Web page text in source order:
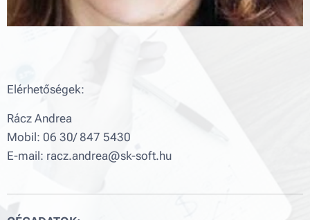
Elérhetőségek:
Rácz Andrea
Mobil: 06 30/ 847 5430
E-mail: racz.andrea@sk-soft.hu